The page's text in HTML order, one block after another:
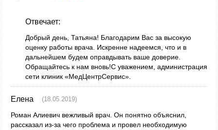
Отвечает:
Добрый день, Татьяна! Благодарим Вас за высокую
оценку работы врача. Искренне надеемся, что и в
дальнейшем будем оправдывать ваше доверие.
Обращайтесь к нам вновь!С уважением, администрация
сети клиник «МедЦентрСервис».
Елена (18.05.2019)
Роман Алиевич вежливый врач. Он понятно объяснил,
рассказал из-за чего проблема и провел необходимую